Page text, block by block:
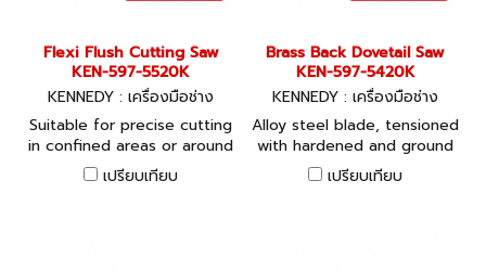
Flexi Flush Cutting Saw
KEN-597-5520K
KENNEDY : เครื่องมือช่าง
Suitable for precise cutting
in confined areas or around
obstructions. Flexible alloy
steel blade, which cuts on
เปรียบเทียบ
Brass Back Dovetail Saw
KEN-597-5420K
KENNEDY : เครื่องมือช่าง
Alloy steel blade, tensioned
with hardened and ground
teeth. Heavy rigid brass
back and polished
เปรียบเทียบ